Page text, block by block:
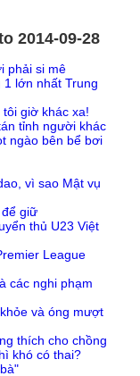
2014-09-28
phải si mê
lớn nhất Trung
giờ khác xa!
tỉnh người khác
ngào bên bể bơi
vì sao Mật vụ
giữ
thủ U23 Việt
League
các nghi phạm
và óng mượt
thích cho chồng
khó có thai?